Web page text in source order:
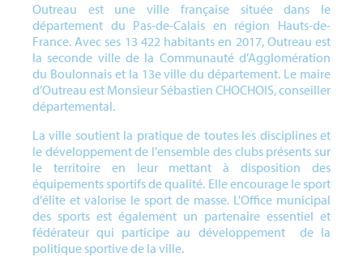
Outreau est une ville française située dans le
département du Pas-de-Calais en région Hauts-de-
France. Avec ses 13 422 habitants en 2017, Outreau est
la seconde ville de la Communauté d’Agglomération
du Boulonnais et la 13e ville du département. Le maire
d’Outreau est Monsieur Sébastien CHOCHOIS, conseiller
départemental.
La ville soutient la pratique de toutes les disciplines et
le développement de l'ensemble des clubs présents sur
le territoire en leur mettant à disposition des
équipements sportifs de qualité. Elle encourage le sport
d'élite et valorise le sport de masse. L'Office municipal
des sports est également un partenaire essentiel et
fédérateur qui participe au développement de la
politique sportive de la ville.